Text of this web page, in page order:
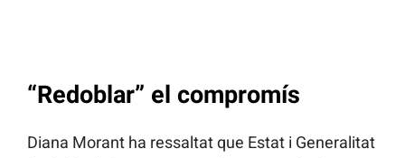
“Redoblar” el compromís
Diana Morant ha ressaltat que Estat i Generalitat